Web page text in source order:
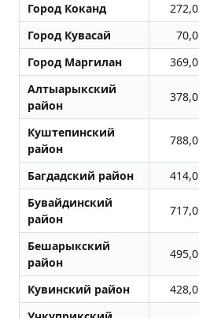
Город Коканд
272,0
Город Кувасай
70,0
Город Маpгилан
369,0
Алтыарыкский
район
378,0
Куштепинский
район
788,0
Багдадский район 414,0
Бувайдинский
район
717,0
Бешарыкский
район
495,0
Кувинский район 428,0